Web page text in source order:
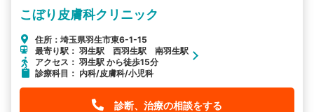
こぼり皮膚科クリニック
住所：埼玉県羽生市東6-1-15
最寄り駅： 羽生駅 西羽生駅 南羽生駅
アクセス： 羽生駅 から徒歩15分
診療科目： 内科/皮膚科/小児科
診断、治療の相談をする